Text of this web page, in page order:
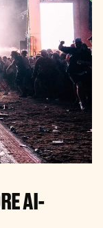
AI-